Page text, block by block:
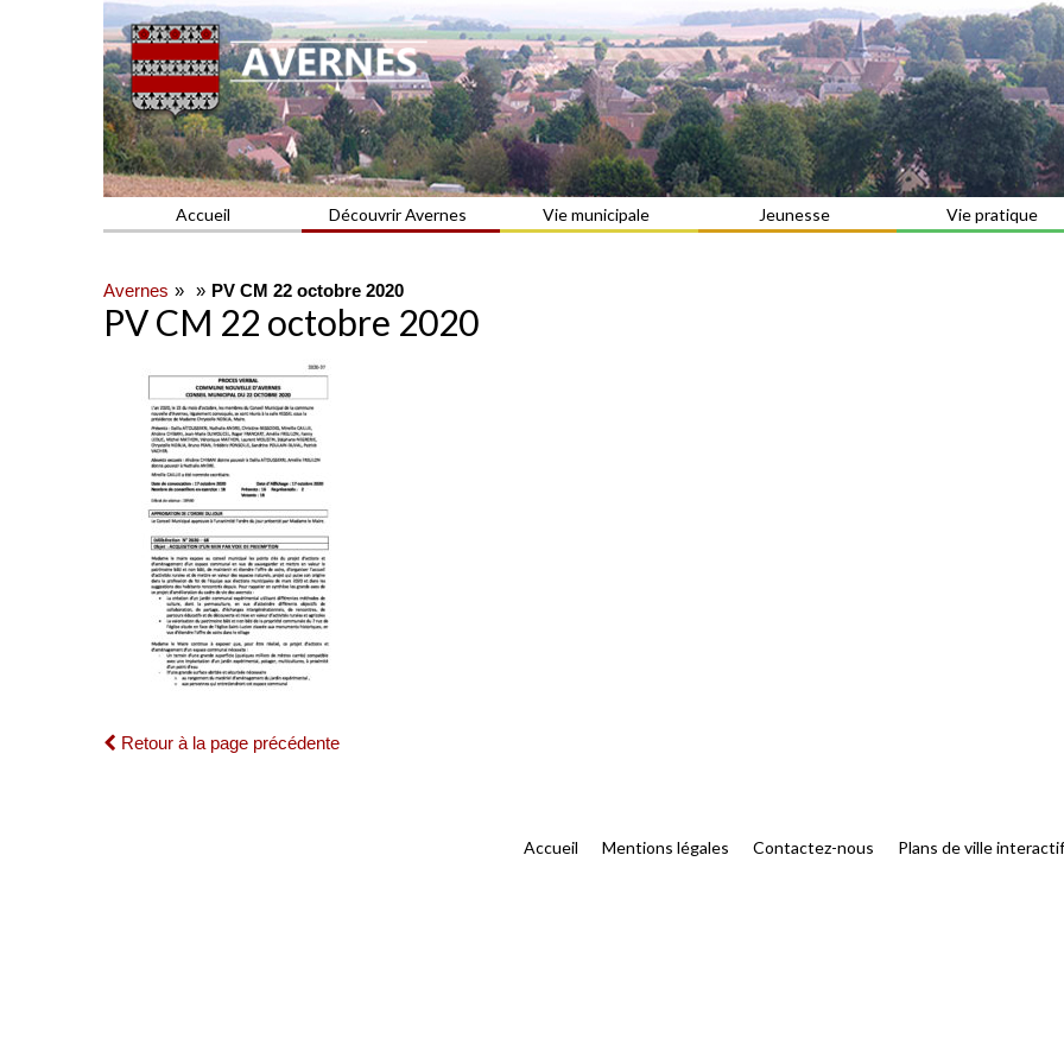
AVERNES
Commune du Val d'Oise
Accueil Découvrir Avernes Vie municipale Jeunesse Vie pratique
Avernes PV CM 22 octobre 2020
PV CM 22 octobre 2020
Retour à la page précédente
Accueil Mentions légales Contactez-nous Plans de ville